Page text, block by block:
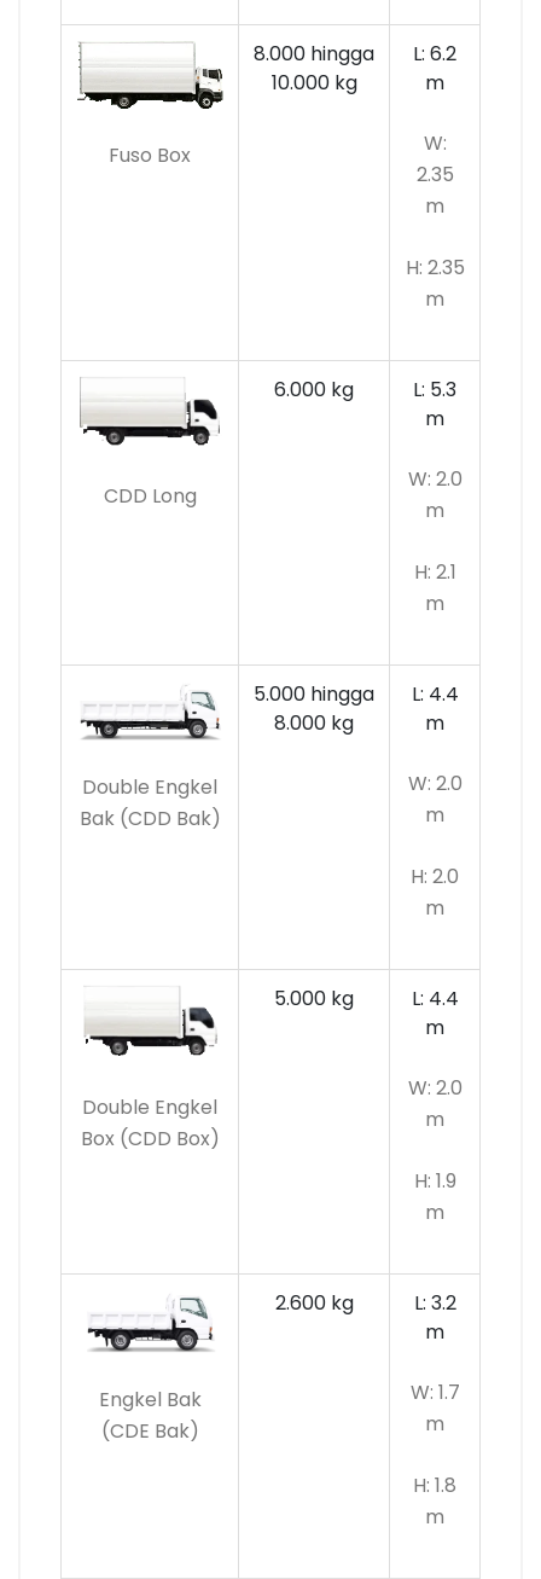
Fuso Box
8.000 hingga
10.000 kg
L: 6.2
m
W:
2.35
m
H: 2.35
m
CDD Long
6.000 kg
L: 5.3
m
W: 2.0
m
H: 2.1
m
Double Engkel
Bak (CDD Bak)
5.000 hingga
8.000 kg
L: 4.4
m
W: 2.0
m
H: 2.0
m
Double Engkel
Box (CDD Box)
5.000 kg
L: 4.4
m
W: 2.0
m
H: 1.9
m
Engkel Bak
(CDE Bak)
2.600 kg
L: 3.2
m
W: 1.7
m
H: 1.8
m